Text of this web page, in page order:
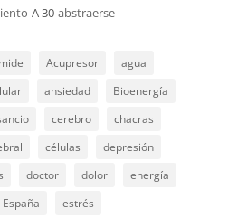
A 30 abstraerse
Acupresor
agua
ansiedad
Bioenergía
cerebro
chacras
células
depresión
doctor dolor
energía
España
estrés